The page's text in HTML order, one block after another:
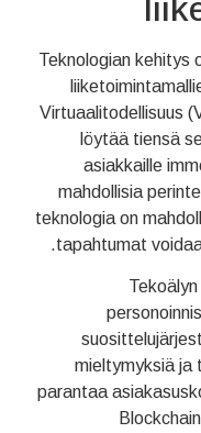
Teknologian kehitys
Virtuaalitodellisuus
löytää tiensä
asiakkaille
mahdollisia
teknologia on
tapahtumat
mieltymyksiä ja
parantaa